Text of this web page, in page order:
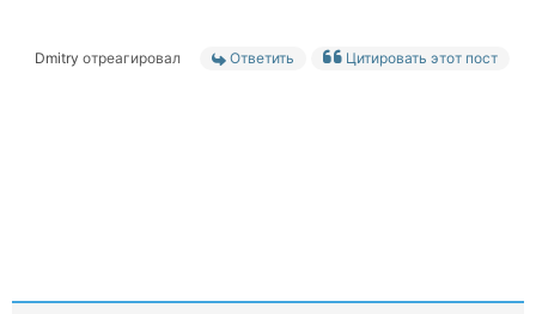
Dmitry отреагировал Ответить Цитировать этот пост